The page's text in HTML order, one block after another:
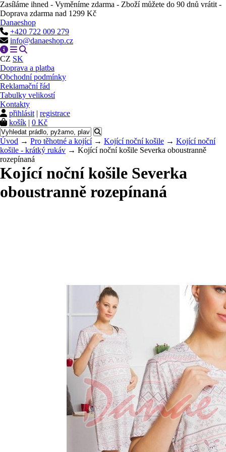
Zasíláme ihned - Vyměníme zdarma - Zboží můžete do 90 dnů vrátit -
Doprava zdarma nad 1299 Kč
Danaeshop
+420 722 009 279
info@danaeshop.cz
CZ SK
Doprava a platba
Obchodní podmínky
Reklamační řád
Tabulky velikostí
Kontakty
přihlásit | registrace
košík | 0 Kč
Úvod → Pro těhotné a kojící→ Kojící noční košile → Kojící noční
košile - krátký rukáv → Kojící noční košile Severka oboustranně
rozepínaná
Kojící noční košile Severka
oboustranně rozepínaná